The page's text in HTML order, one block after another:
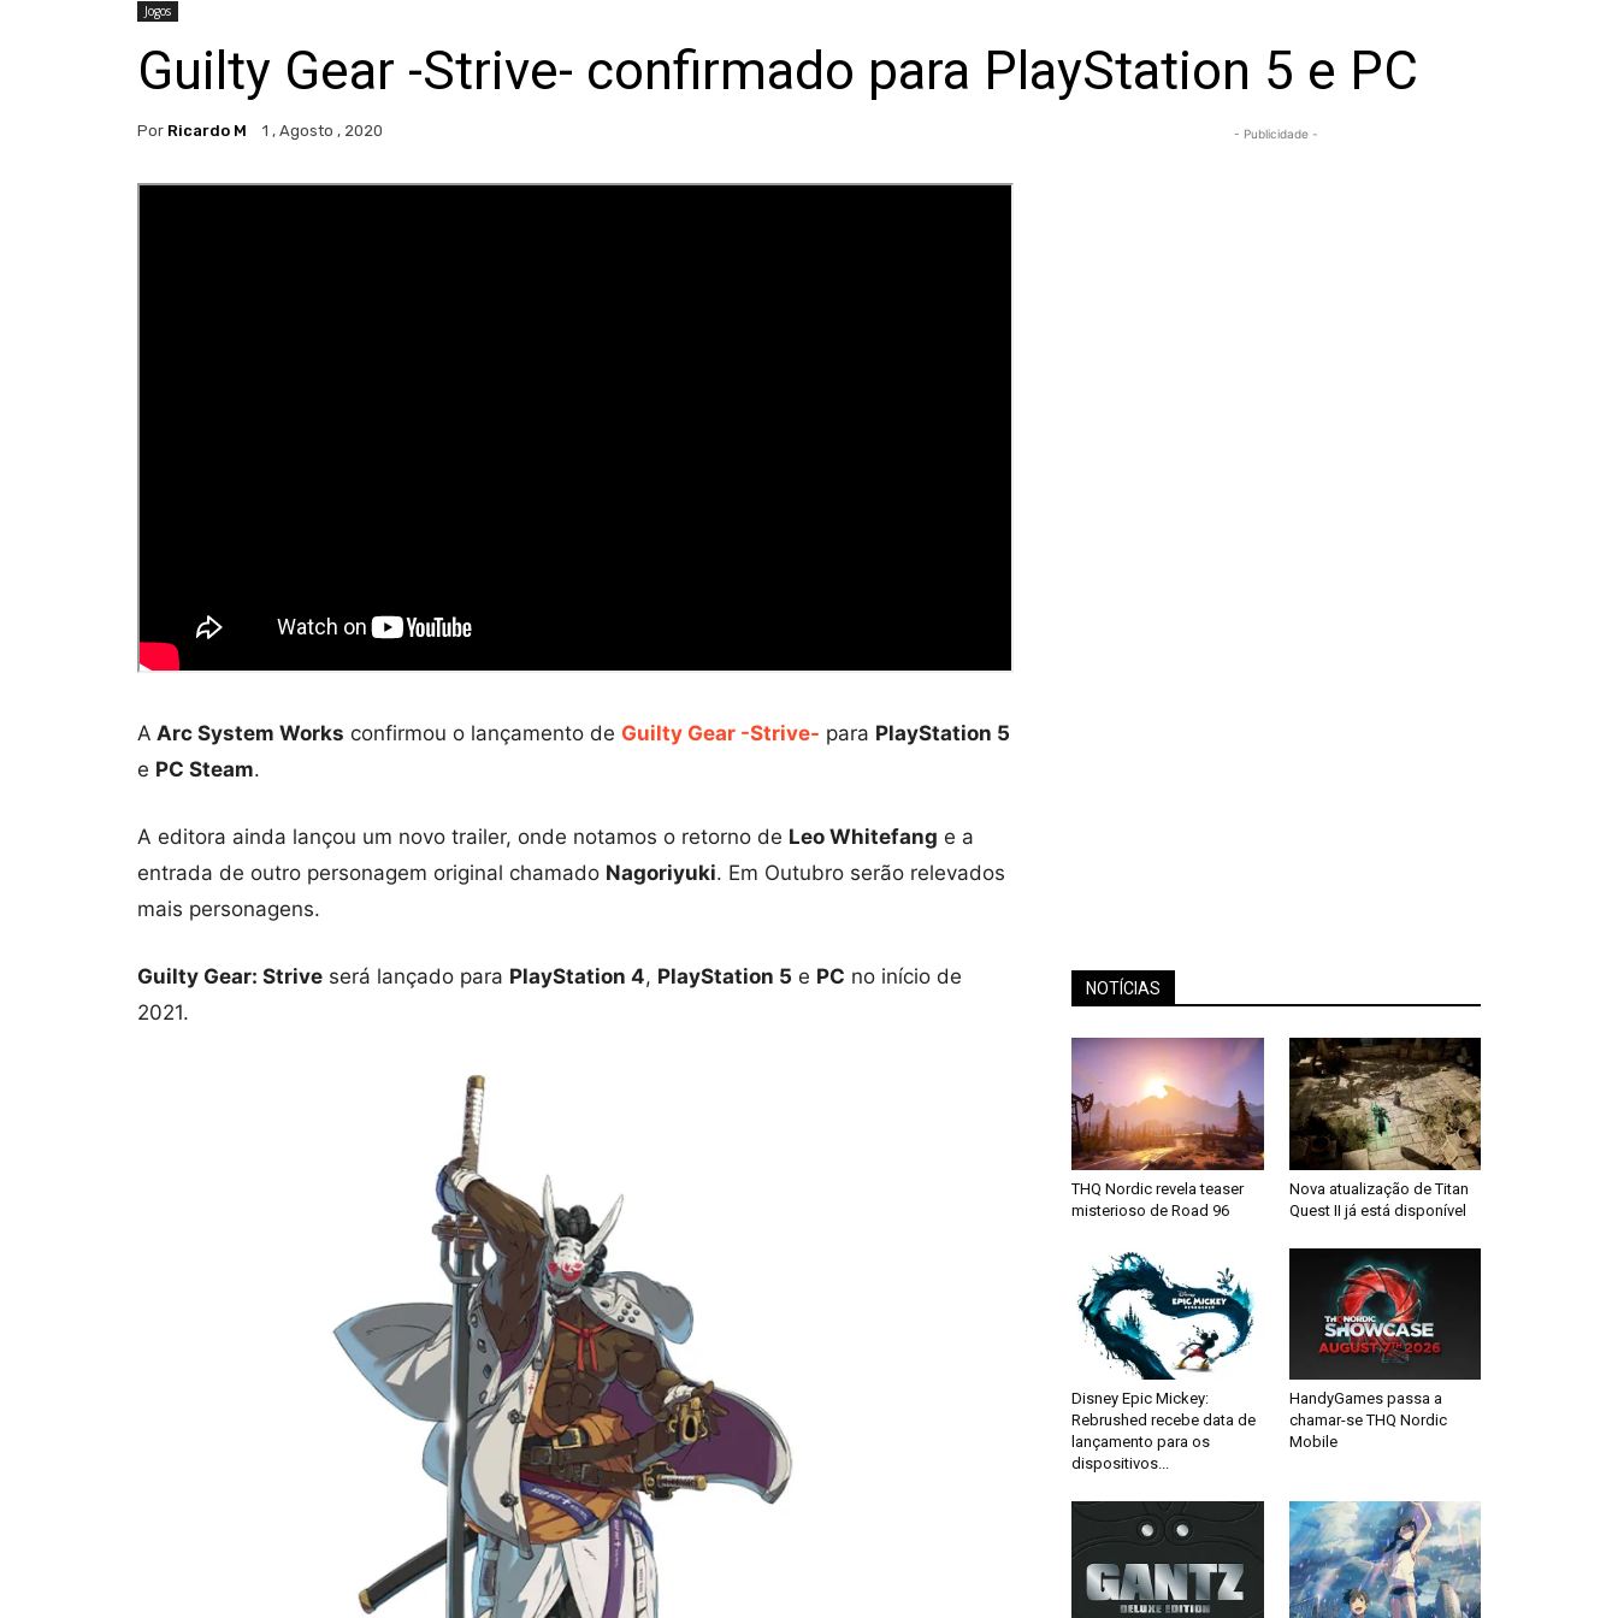
Jogos
Guilty Gear -Strive- confirmado para PlayStation 5 e PC
Por Ricardo M 1 , Agosto , 2020
A Arc System Works confirmou o lançamento de Guilty Gear -Strive- para PlayStation 5
e PC Steam.
A editora ainda lançou um novo trailer, onde notamos o retorno de Leo Whitefang e a
entrada de outro personagem original chamado Nagoriyuki. Em Outubro serão relevados
mais personagens.
Guilty Gear: Strive será lançado para PlayStation 4, PlayStation 5 e PC no início de
2021.
- Publicidade -
NOTÍCIAS
THQ Nordic revela teaser
misterioso de Road 96
Nova atualização de Titan
Quest II já está disponível
Disney Epic Mickey:
Rebrushed recebe data de
lançamento para os
dispositivos...
HandyGames passa a
chamar-se THQ Nordic
Mobile